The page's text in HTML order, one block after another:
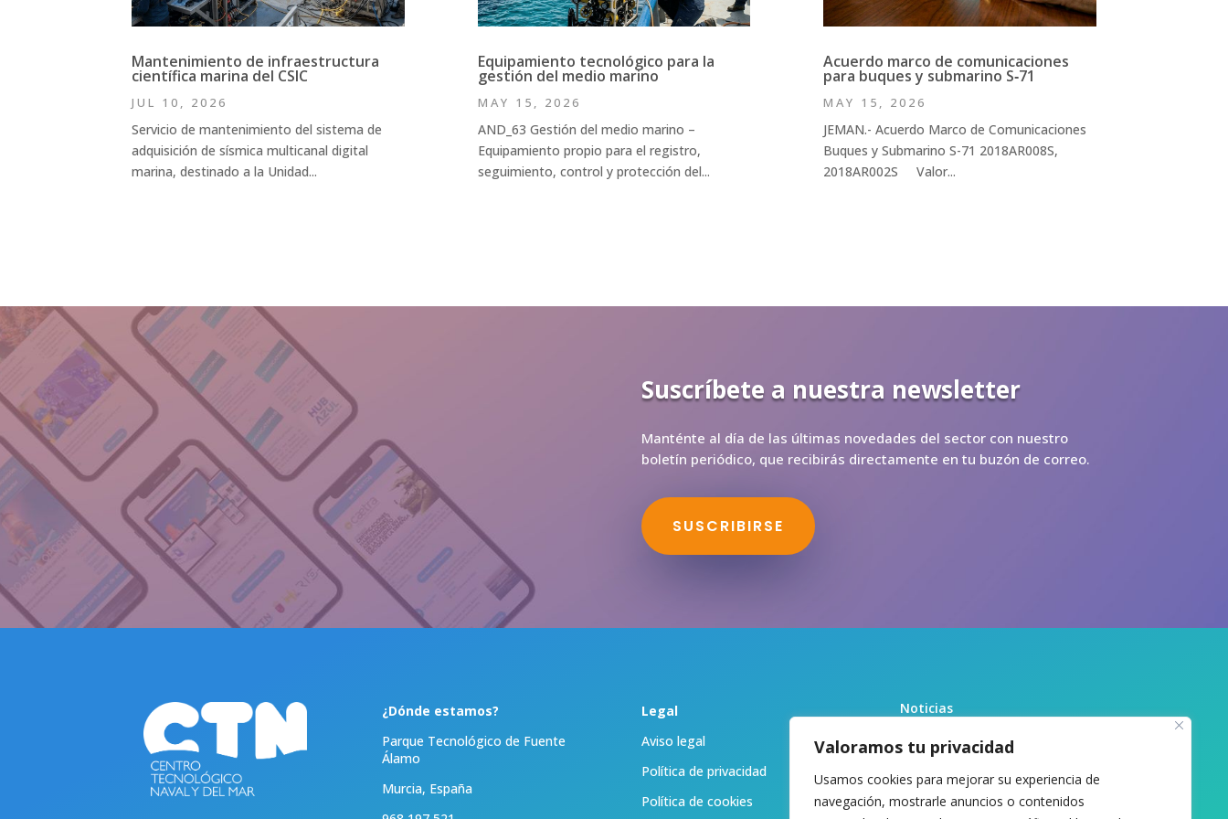
Valoramos tu privacidad
Usamos cookies para mejorar su experiencia de
navegación, mostrarle anuncios o contenidos
Mantenimiento de infraestructura
científica marina del CSIC
JUL 10, 2026
Servicio de mantenimiento del sistema de
adquisición de sísmica multicanal digital
marina, destinado a la Unidad...
Equipamiento tecnológico para la
gestión del medio marino
MAY 15, 2026
AND_63 Gestión del medio marino –
Equipamiento propio para el registro,
seguimiento, control y protección del...
Acuerdo marco de comunicaciones
para buques y submarino S‑71
MAY 15, 2026
JEMAN.- Acuerdo Marco de Comunicaciones
Buques y Submarino S-71 2018AR008S,
2018AR002S Valor...
Suscríbete a nuestra newsletter
Manténte al día de las últimas novedades del sector con nuestro
boletín periódico, que recibirás directamente en tu buzón de correo.
SUSCRIBIRSE
¿Dónde estamos?
Parque Tecnológico de Fuente
Álamo
Murcia, España
Legal
Aviso legal
Política de privacidad
Política de cookies
Noticias
Biblioteca
Sobre nosotras
Contacto